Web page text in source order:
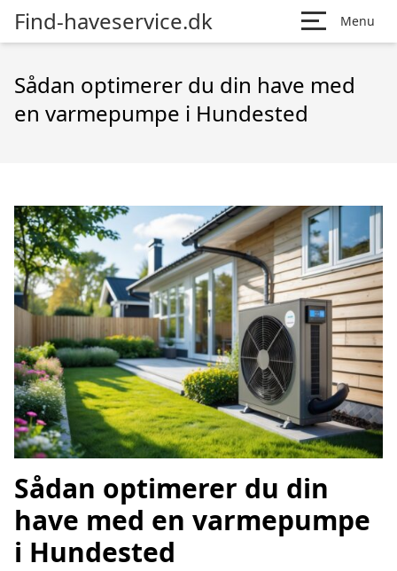
Find-haveservice.dk Menu
Sådan optimerer du din have med
en varmepumpe i Hundested
Sådan optimerer du din
have med en varmepumpe
i Hundested